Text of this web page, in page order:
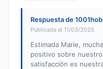
Respuesta de
Publicada el 11/03/2025
Estimada Marie,
positivo sobre
satisfacción es